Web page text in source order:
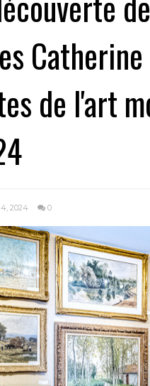
de l'art
2024 0